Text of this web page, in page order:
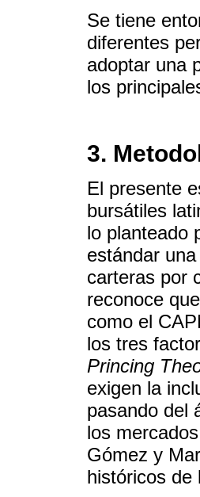
Se tiene
diferentes
adoptar una
los
3.
El presente
bursátiles
lo planteado
estándar
carteras por
reconoce
como el
los tres
Princing
exigen la
pasando del
los
Gómez y
históricos de